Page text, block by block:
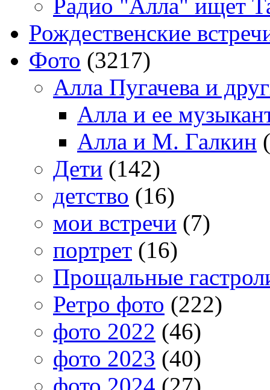
Радио "Алла" ищет
Рождественские
Фото (3217)
Алла Пугачева и
Алла и ее
Алла и М. Галкин
Дети (142)
детство (16)
мои встречи (7)
портрет (16)
Прощальные
Ретро фото (222)
фото 2022 (46)
фото 2023 (40)